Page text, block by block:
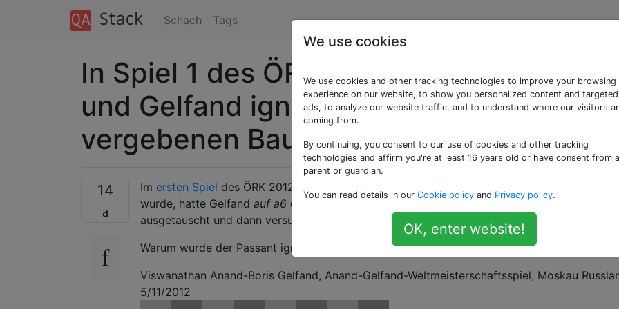
Schach Tags
In Spiel 1 des ÖRK 2012 zwischen Anand
und Gelfand ignorierte Schwarz seinen
vergebenen Bauernvorteil. Warum?
14 Im ersten Spiel des ÖRK 2012 zwischen Anand und Gelfand, das unentschieden ausgetragen
wurde, hatte Gelfand auf a6 einen vergebenen
. Könnte er nicht die Hauptstücke
ausgetauscht und dann versucht haben, damit zu gewinnen?
Warum wurde der Passant ignoriert und die Auslosung angenommen?
Viswanathan Anand-Boris Gelfand, Anand-Gelfand-Weltmeisterschaftsspiel, Moskau
5/11/2012
We use cookies
We use cookies and other tracking technologies to improve your browsing
experience on our website, to show you personalized content and targeted
ads, to analyze our website traffic, and to understand where our visitors
coming from.
By continuing, you consent to our use of cookies and other tracking
technologies and affirm you're at least 16 years old or have consent from a
parent or guardian.
You can read details in our Cookie policy and Privacy policy.
OK, enter website!